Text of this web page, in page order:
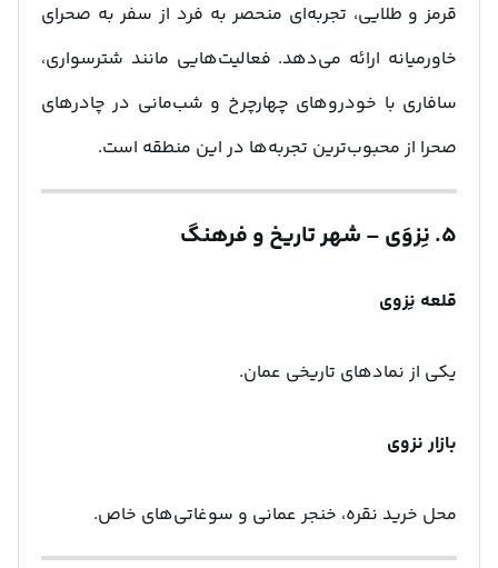
قرمز و طلایی، تجربه‌ای منحصر به فرد از سفر به صحرای
خاورمیانه ارائه می‌دهد. فعالیت‌هایی مانند شترسواری،
سافاری با خودروهای چهارچرخ و شب‌مانی در چادرهای
صحرا از محبوب‌ترین تجربه‌ها در این منطقه است.
۵. نِزوَی – شهر تاریخ و فرهنگ
قلعه نِزوی
یکی از نمادهای تاریخی عمان.
بازار نزوی
محل خرید نقره، خنجر عمانی و سوغاتی‌های خاص.